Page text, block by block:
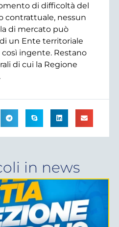
di difficoltà del
contrattuale, nessun
di mercato può
un Ente territoriale
ingente. Restano
di cui la Regione
in news